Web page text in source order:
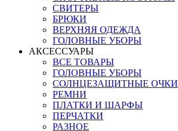
СВИТЕРЫ
БРЮКИ
ВЕРХНЯЯ ОДЕЖДА
ГОЛОВНЫЕ УБОРЫ
АКСЕССУАРЫ
ВСЕ ТОВАРЫ
ГОЛОВНЫЕ УБОРЫ
СОЛНЦЕЗАЩИТНЫЕ ОЧКИ
РЕМНИ
ПЛАТКИ И ШАРФЫ
ПЕРЧАТКИ
РАЗНОЕ